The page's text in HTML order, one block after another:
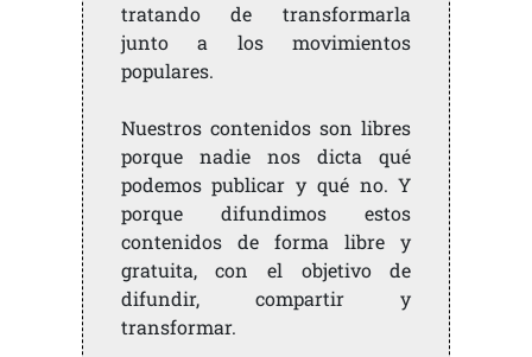
tratando de transformarla
junto a los movimientos
populares.
Nuestros contenidos son libres
porque nadie nos dicta qué
podemos publicar y qué no. Y
porque difundimos estos
contenidos de forma libre y
gratuita, con el objetivo de
difundir, compartir y
transformar.